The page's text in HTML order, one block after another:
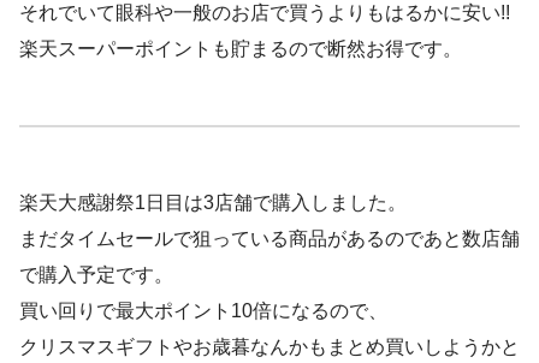
それでいて眼科や一般のお店で買うよりもはるかに安い!!
楽天スーパーポイントも貯まるので断然お得です。
楽天大感謝祭1日目は3店舗で購入しました。
まだタイムセールで狙っている商品があるのであと数店舗
で購入予定です。
買い回りで最大ポイント10倍になるので、
クリスマスギフトやお歳暮なんかもまとめ買いしようかと